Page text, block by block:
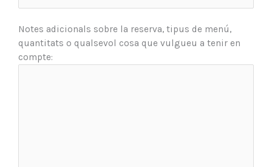
Notes adicionals sobre la reserva, tipus de menú,
quantitats o qualsevol cosa que vulgueu a tenir en
compte: